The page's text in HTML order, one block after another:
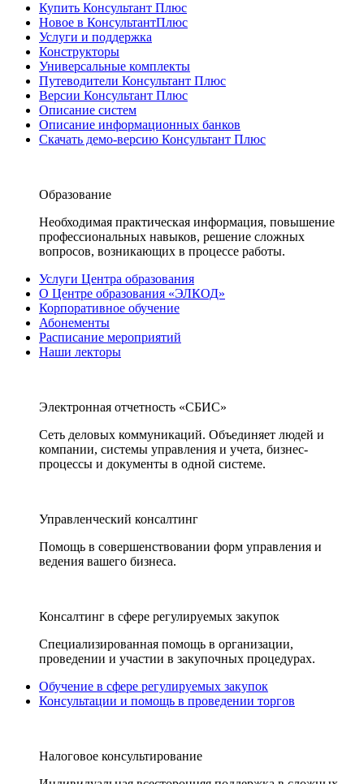
Купить Консультант Плюс
Новое в КонсультантПлюс
Услуги и поддержка
Конструкторы
Универсальные комплекты
Путеводители Консультант Плюс
Версии Консультант Плюс
Описание систем
Описание информационных банков
Скачать демо-версию Консультант Плюс
Образование
Необходимая практическая информация, повышение
профессиональных навыков, решение сложных
вопросов, возникающих в процессе работы.
Услуги Центра образования
О Центре образования «ЭЛКОД»
Корпоративное обучение
Абонементы
Расписание мероприятий
Наши лекторы
Электронная отчетность «СБИС»
Сеть деловых коммуникаций. Объединяет людей и
компании, системы управления и учета, бизнес-
процессы и документы в одной системе.
Управленческий консалтинг
Помощь в совершенствовании форм управления и
ведения вашего бизнеса.
Консалтинг в сфере регулируемых закупок
Специализированная помощь в организации,
проведении и участии в закупочных процедурах.
Обучение в сфере регулируемых закупок
Консультации и помощь в проведении торгов
Налоговое консультирование